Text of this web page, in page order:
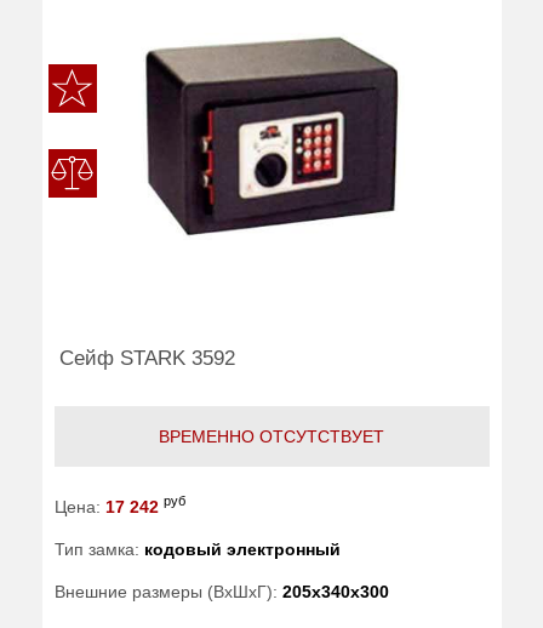
Сейф STARK 3592
ВРЕМЕННО ОТСУТСТВУЕТ
Цена: 17 242 руб
Тип замка: кодовый электронный
Внешние размеры (ВхШхГ): 205x340x300